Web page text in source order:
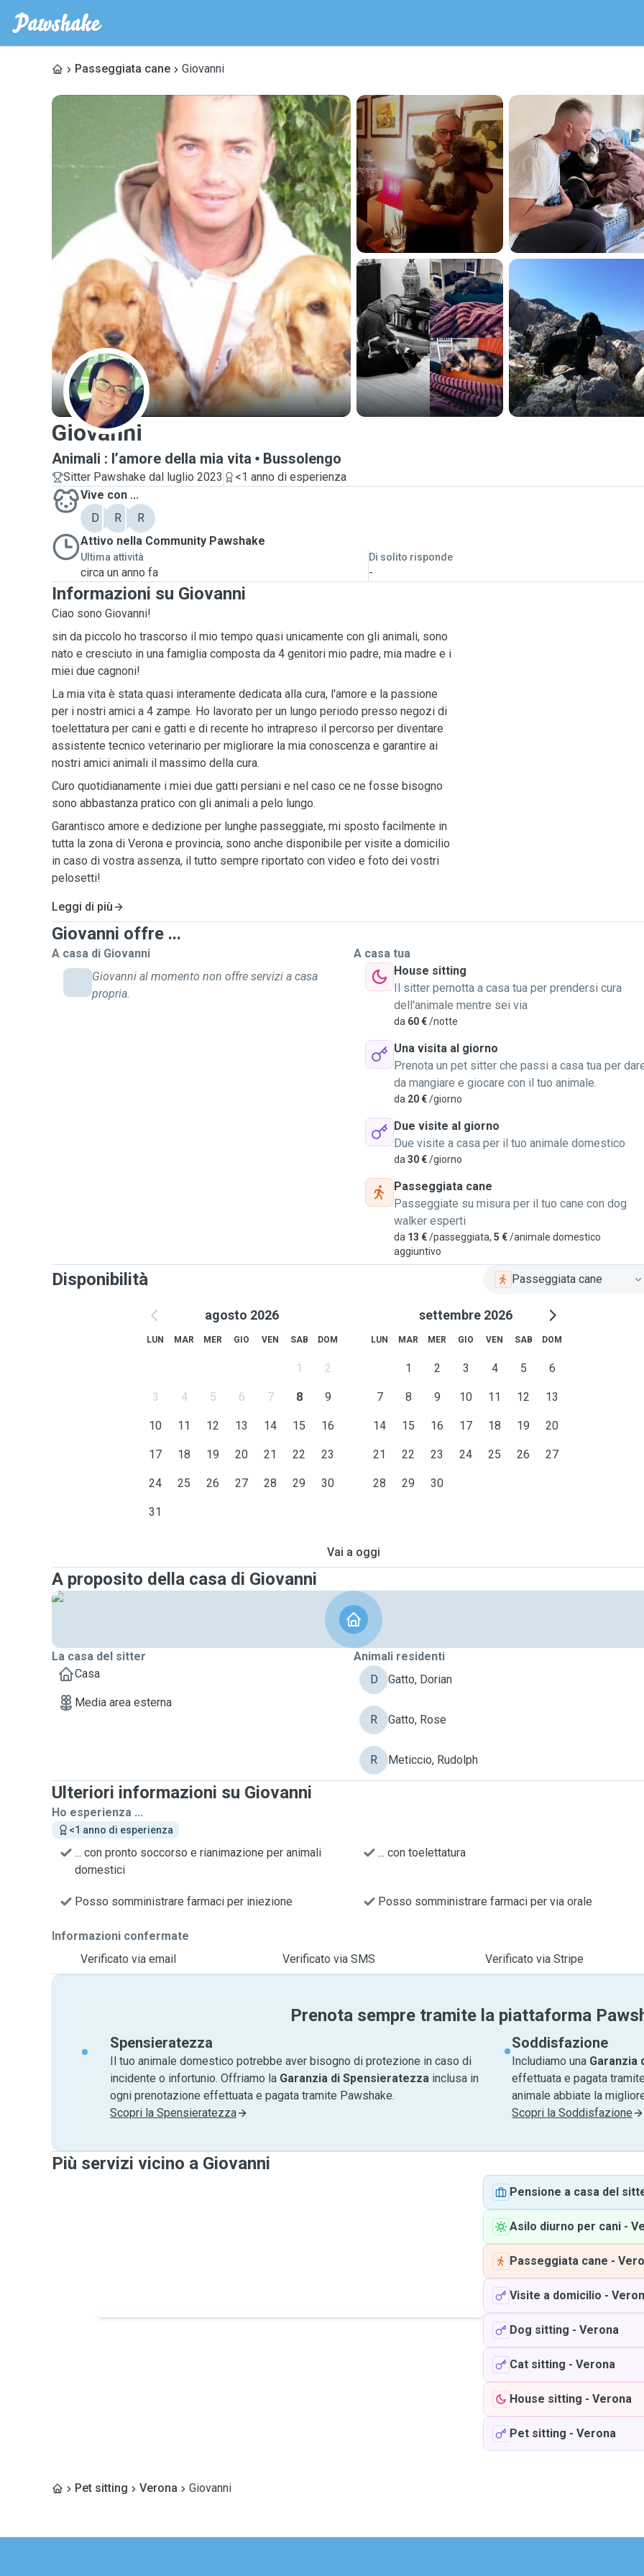
Passeggiata cane Giovanni
G
Giovanni
Animali : l’amore della mia vita Bussolengo
Sitter Pawshake dal luglio 2023
<1 anno di esperienza
Vive con ...
D
R
R
Attivo nella Community Pawshake
Ultima attività
circa un anno fa
Di solito risponde
-
Informazioni su Giovanni
Ciao sono Giovanni!
sin da piccolo ho trascorso il mio tempo quasi unicamente con gli animali, sono
nato e cresciuto in una famiglia composta da 4 genitori mio padre, mia madre e i
miei due cagnoni!
La mia vita è stata quasi interamente dedicata alla cura, l'amore e la passione
per i nostri amici a 4 zampe. Ho lavorato per un lungo periodo presso negozi di
toelettatura per cani e gatti e di recente ho intrapreso il percorso per diventare
assistente tecnico veterinario per migliorare la mia conoscenza e garantire ai
nostri amici animali il massimo della cura.
Curo quotidianamente i miei due gatti persiani e nel caso ce ne fosse bisogno
sono abbastanza pratico con gli animali a pelo lungo.
Garantisco amore e dedizione per lunghe passeggiate, mi sposto facilmente in
tutta la zona di Verona e provincia, sono anche disponibile per visite a domicilio
in caso di vostra assenza, il tutto sempre riportato con video e foto dei vostri
pelosetti!
Leggi di più
Giovanni offre ...
A casa di Giovanni
Giovanni al momento non offre servizi a casa
propria.
A casa tua
House sitting
Il sitter pernotta a casa tua per prendersi cura
dell'animale mentre sei via
da 60 €/notte
Una visita al giorno
Prenota un pet sitter che passi a casa tua per
da mangiare e giocare con il tuo animale.
da 20 €/giorno
Due visite al giorno
Due visite a casa per il tuo animale domestico
da 30 €/giorno
Passeggiata cane
Passeggiate su misura per il tuo cane con dog
walker esperti
da 13 €/passeggiata, 5 €/animale domestico
aggiuntivo
Disponibilità Passeggiata cane
agosto 2026
LUN MAR MER GIO VEN SAB DOM
1 2
3 4 5 6 7 8 9
10 11 12 13 14 15 16
17 18 19 20 21 22 23
24 25 26 27 28 29 30
31
settembre 2026
LUN MAR MER GIO VEN SAB DOM
1 2 3 4 5 6
7 8 9 10 11 12 13
14 15 16 17 18 19 20
21 22 23 24 25 26 27
28 29 30
Vai a oggi
A proposito della casa di Giovanni
La casa del sitter
Casa
Media area esterna
Animali residenti
D
Gatto, Dorian
R Gatto, Rose
R Meticcio, Rudolph
Ulteriori informazioni su Giovanni
Ho esperienza ...
<1 anno di esperienza
... con pronto soccorso e rianimazione per animali
domestici
... con toelettatura
Posso somministrare farmaci per iniezione Posso somministrare farmaci per via orale
Informazioni confermate
Verificato via email
Verificato via SMS Verificato via Stripe
Prenota sempre tramite la piattaforma
Spensieratezza
Il tuo animale domestico potrebbe aver bisogno di protezione in caso di
incidente o infortunio. Offriamo la Garanzia di Spensieratezza inclusa in
ogni prenotazione effettuata e pagata tramite Pawshake.
Scopri la Spensieratezza
Soddisfazione
Includiamo una Garanzia
effettuata e pagata
animale abbiate la
Scopri la Soddisfazione
Più servizi vicino a Giovanni
Pensione a casa del
Asilo diurno per cani -
Passeggiata cane -
Visite a domicilio -
Dog sitting - Verona
Cat sitting - Verona
House sitting - Verona
Pet sitting - Verona
Pet sitting Verona Giovanni